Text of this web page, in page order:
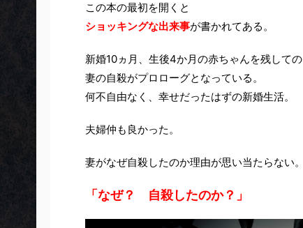
この本の最初を開くと
ショッキングな出来事が書かれてある。
新婚10ヵ月、生後4か月の赤ちゃんを残しての
妻の自殺がプロローグとなっている。
何不自由なく、幸せだったはずの新婚生活。
夫婦仲も良かった。
妻がなぜ自殺したのか理由が思い当たらない。
「なぜ？ 自殺したのか？」